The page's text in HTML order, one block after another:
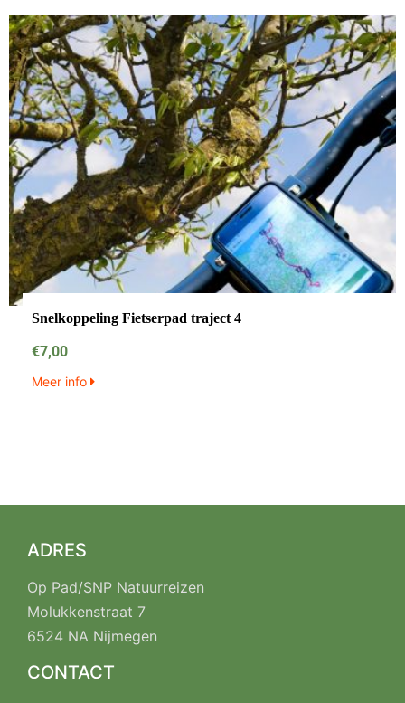
Snelkoppeling Fietserpad traject 4
€7,00
Meer info
ADRES
Op Pad/SNP Natuurreizen
Molukkenstraat 7
6524 NA Nijmegen
CONTACT